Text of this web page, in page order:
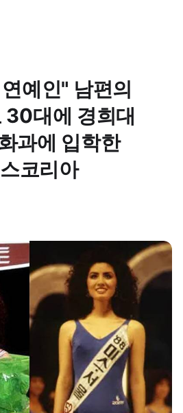
예인" 남편의
30대에 경희대
과에 입학한
코리아